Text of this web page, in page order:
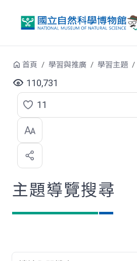
首頁 學習與推廣 學習主題
110,731
點
選
喜
歡
11
主題導覽搜尋
查詢關鍵字